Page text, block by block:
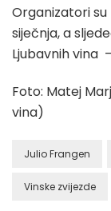
Organizatori
siječnja, a
Ljubavnih vina
Foto: Matej
vina)
Julio Frangen
Vinske zvijezde